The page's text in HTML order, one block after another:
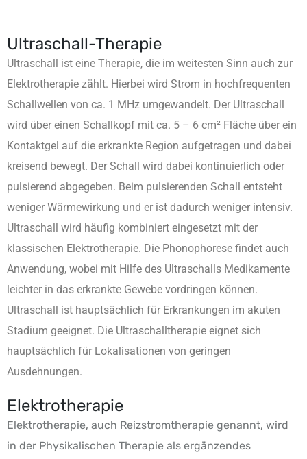
Ultraschall-Therapie
Ultraschall ist eine Therapie, die im weitesten Sinn auch zur
Elektrotherapie zählt. Hierbei wird Strom in hochfrequenten
Schallwellen von ca. 1 MHz umgewandelt. Der Ultraschall
wird über einen Schallkopf mit ca. 5 – 6 cm² Fläche über ein
Kontaktgel auf die erkrankte Region aufgetragen und dabei
kreisend bewegt. Der Schall wird dabei kontinuierlich oder
pulsierend abgegeben. Beim pulsierenden Schall entsteht
weniger Wärmewirkung und er ist dadurch weniger intensiv.
Ultraschall wird häufig kombiniert eingesetzt mit der
klassischen Elektrotherapie. Die Phonophorese findet auch
Anwendung, wobei mit Hilfe des Ultraschalls Medikamente
leichter in das erkrankte Gewebe vordringen können.
Ultraschall ist hauptsächlich für Erkrankungen im akuten
Stadium geeignet. Die Ultraschalltherapie eignet sich
hauptsächlich für Lokalisationen von geringen
Ausdehnungen.
Elektrotherapie
Elektrotherapie, auch Reizstromtherapie genannt, wird
in der Physikalischen Therapie als ergänzendes